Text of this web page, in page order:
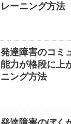
レーニング方法
発達障害のコミ
能力が格段に上
ニング方法